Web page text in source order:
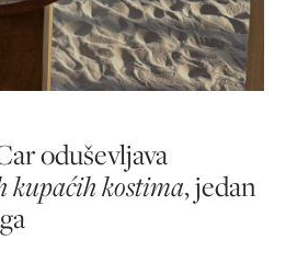
oduševljava
kupaćih kostima, jedan